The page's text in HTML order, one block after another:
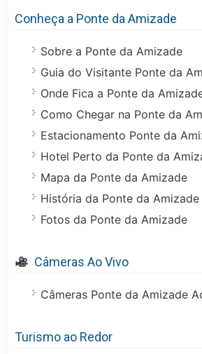
Conheça a Ponte da Amizade
Sobre a Ponte da Amizade
Guia do Visitante Ponte da
Onde Fica a Ponte da
Como Chegar na Ponte da
Estacionamento Ponte da
Hotel Perto da Ponte da
Mapa da Ponte da Amizade
História da Ponte da Amizade
Fotos da Ponte da Amizade
Câmeras Ao Vivo
Câmeras Ponte da Amizade
Turismo ao Redor